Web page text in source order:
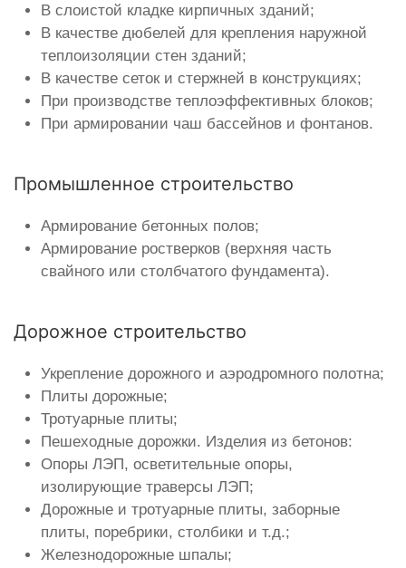
В слоистой кладке кирпичных зданий;
В качестве дюбелей для крепления наружной
теплоизоляции стен зданий;
В качестве сеток и стержней в конструкциях;
При производстве теплоэффективных блоков;
При армировании чаш бассейнов и фонтанов.
Промышленное строительство
Армирование бетонных полов;
Армирование ростверков (верхняя часть
свайного или столбчатого фундамента).
Дорожное строительство
Укрепление дорожного и аэродромного полотна;
Плиты дорожные;
Тротуарные плиты;
Пешеходные дорожки. Изделия из бетонов:
Опоры ЛЭП, осветительные опоры,
изолирующие траверсы ЛЭП;
Дорожные и тротуарные плиты, заборные
плиты, поребрики, столбики и т.д.;
Железнодорожные шпалы;